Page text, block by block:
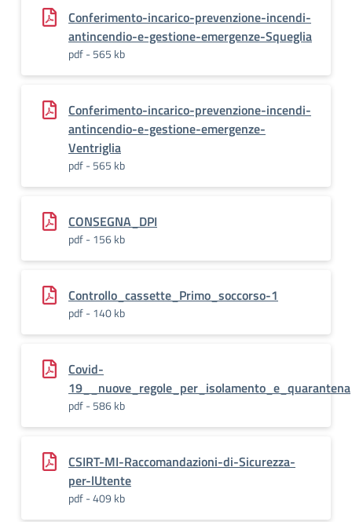
Conferimento-incarico-prevenzione-incendi-
antincendio-e-gestione-emergenze-Squeglia
pdf - 565 kb
Conferimento-incarico-prevenzione-incendi-
antincendio-e-gestione-emergenze-
Ventriglia
pdf - 565 kb
CONSEGNA_DPI
pdf - 156 kb
Controllo_cassette_Primo_soccorso-1
pdf - 140 kb
Covid-
19__nuove_regole_per_isolamento_e_quarantena
pdf - 586 kb
CSIRT-MI-Raccomandazioni-di-Sicurezza-
per-lUtente
pdf - 409 kb